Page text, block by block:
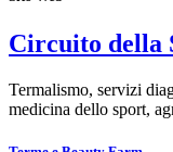
Circuito della
Termalismo, servizi
medicina dello sport,